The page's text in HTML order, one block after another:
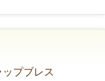
プブレス